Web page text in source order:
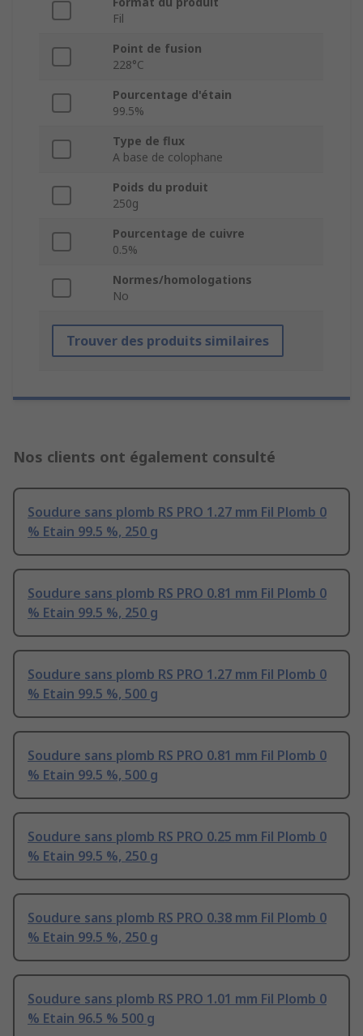
Fil
Point de fusion
228°C
Pourcentage d'étain
99.5%
Type de flux
A base de colophane
Poids du produit
250g
Pourcentage de cuivre
0.5%
Normes/homologations
No
Trouver des produits similaires
Nos clients ont également consulté
Soudure sans plomb RS PRO 1.27 mm Fil Plomb 0
% Etain 99.5 %, 250 g
Soudure sans plomb RS PRO 0.81 mm Fil Plomb 0
% Etain 99.5 %, 250 g
Soudure sans plomb RS PRO 1.27 mm Fil Plomb 0
% Etain 99.5 %, 500 g
Soudure sans plomb RS PRO 0.81 mm Fil Plomb 0
% Etain 99.5 %, 500 g
Soudure sans plomb RS PRO 0.25 mm Fil Plomb 0
% Etain 99.5 %, 250 g
Soudure sans plomb RS PRO 0.38 mm Fil Plomb 0
% Etain 99.5 %, 250 g
Soudure sans plomb RS PRO 1.01 mm Fil Plomb 0
% Etain 96.5 % 500 g